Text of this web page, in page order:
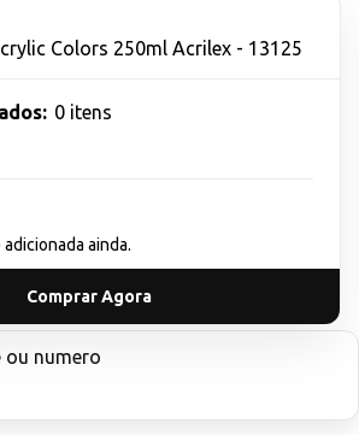
Colors 250ml Acrilex - 13125
0 itens
ainda.
Comprar Agora
ou numero